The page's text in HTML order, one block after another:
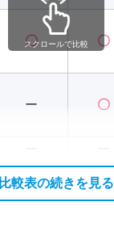
〇 〇
ー 〇
スクロールで比較
比較表の続きを見る